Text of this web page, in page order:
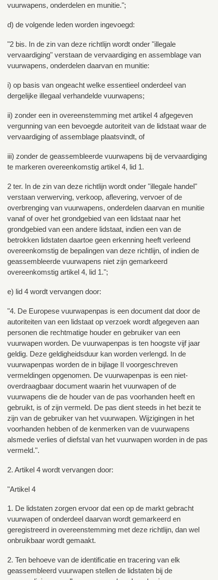
vuurwapens, onderdelen en munitie.";
d) de volgende leden worden ingevoegd:
"2 bis. In de zin van deze richtlijn wordt onder "illegale
vervaardiging" verstaan de vervaardiging en assemblage van
vuurwapens, onderdelen daarvan en munitie:
i) op basis van ongeacht welke essentieel onderdeel van
dergelijke illegaal verhandelde vuurwapens;
ii) zonder een in overeenstemming met artikel 4 afgegeven
vergunning van een bevoegde autoriteit van de lidstaat waar de
vervaardiging of assemblage plaatsvindt, of
iii) zonder de geassembleerde vuurwapens bij de vervaardiging
te markeren overeenkomstig artikel 4, lid 1.
2 ter. In de zin van deze richtlijn wordt onder "illegale handel"
verstaan verwerving, verkoop, aflevering, vervoer of de
overbrenging van vuurwapens, onderdelen daarvan en munitie
vanaf of over het grondgebied van een lidstaat naar het
grondgebied van een andere lidstaat, indien een van de
betrokken lidstaten daartoe geen erkenning heeft verleend
overeenkomstig de bepalingen van deze richtlijn, of indien de
geassembleerde vuurwapens niet zijn gemarkeerd
overeenkomstig artikel 4, lid 1.";
e) lid 4 wordt vervangen door:
"4. De Europese vuurwapenpas is een document dat door de
autoriteiten van een lidstaat op verzoek wordt afgegeven aan
personen die rechtmatige houder en gebruiker van een
vuurwapen worden. De vuurwapenpas is ten hoogste vijf jaar
geldig. Deze geldigheidsduur kan worden verlengd. In de
vuurwapenpas worden de in bijlage II voorgeschreven
vermeldingen opgenomen. De vuurwapenpas is een niet-
overdraagbaar document waarin het vuurwapen of de
vuurwapens die de houder van de pas voorhanden heeft en
gebruikt, is of zijn vermeld. De pas dient steeds in het bezit te
zijn van de gebruiker van het vuurwapen. Wijzigingen in het
voorhanden hebben of de kenmerken van de vuurwapens
alsmede verlies of diefstal van het vuurwapen worden in de pas
vermeld.".
2. Artikel 4 wordt vervangen door:
"Artikel 4
1. De lidstaten zorgen ervoor dat een op de markt gebracht
vuurwapen of onderdeel daarvan wordt gemarkeerd en
geregistreerd in overeenstemming met deze richtlijn, dan wel
onbruikbaar wordt gemaakt.
2. Ten behoeve van de identificatie en tracering van elk
geassembleerd vuurwapen stellen de lidstaten bij de